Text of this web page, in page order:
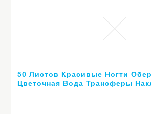
50 Листов Красивые Ногти
Цветочная Вода Трансферы